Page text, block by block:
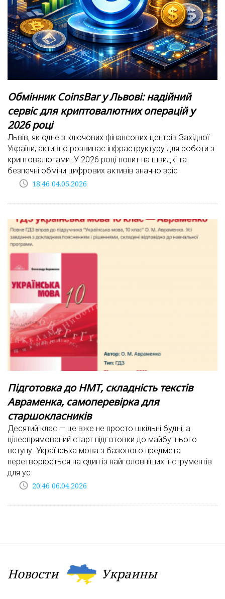
Обмінник CoinsBar у Львові: надійний
сервіс для криптовалютних операцій у
2026 році
Львів, як одне з ключових фінансових центрів Західної
України, активно розвиває інфраструктуру для роботи з
криптовалютами. У 2026 році попит на швидкі та
безпечні обміни цифрових активів значно зріс
access_time 18:46 04.05.2026
Підготовка до НМТ, складність текстів
Авраменка, самоперевірка для
старшокласників
Десятий клас — це вже не просто шкільні будні, а
цілеспрямований старт підготовки до майбутнього
вступу. Українська мова з базового предмета
перетворюється на один із найголовніших інструментів
для ус
access_time 20:46 06.04.2026
Новости Украины